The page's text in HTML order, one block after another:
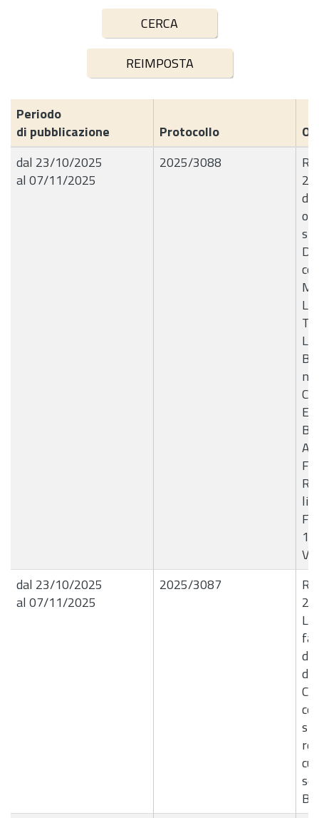
Periodo
di pubblicazione
Protocollo
dal 23/10/2025
al 07/11/2025
2025/3088
di
dal 23/10/2025
al 07/11/2025
2025/3087